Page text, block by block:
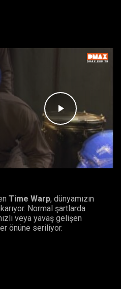
Videoyu
Oynat
Time Warp, dünyamızın
Normal şartlarda
veya yavaş gelişen
önüne seriliyor.